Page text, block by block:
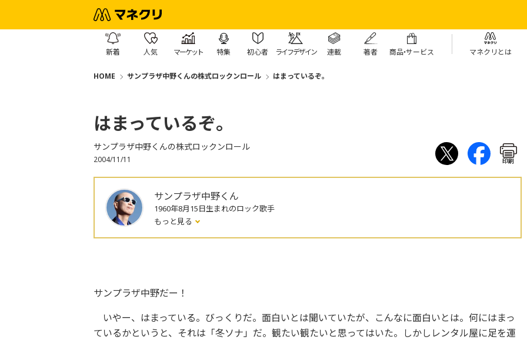
新着 人気 マーケット 特集 初心者 ライフデザイン 連載 著者 商品・サービス マネクリとは
HOME サンプラザ中野くんの株式ロックンロール はまっているぞ。
はまっているぞ。
サンプラザ中野くんの株式ロックンロール
2004/11/11 印刷
サンプラザ中野くん
1960年8月15日生まれのロック歌手
もっと見る
サンプラザ中野だー！
いやー、はまっている。びっくりだ。面白いとは聞いていたが、こんなに面白いとは。何にはまっ
ているかというと、それは「冬ソナ」だ。観たい観たいと思ってはいた。しかしレンタル屋に足を運